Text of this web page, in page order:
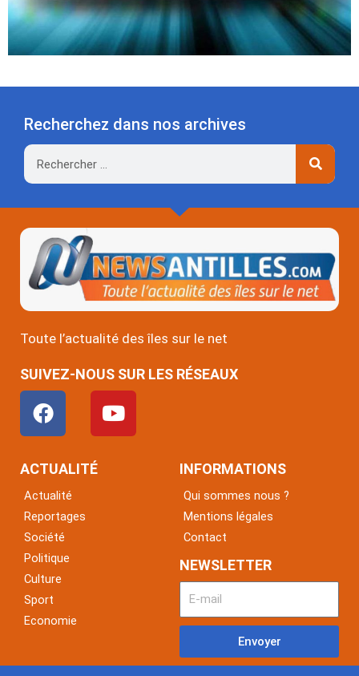
Recherchez dans nos archives
Rechercher
Toute l’actualité des îles sur le net
SUIVEZ-NOUS SUR LES RÉSEAUX
F
a
c
e
o
o
k
Y
o
u
ACTUALITÉ
Actualité
Reportages
Société
Politique
Culture
Sport
Economie
INFORMATIONS
Qui sommes nous ?
Mentions légales
Contact
NEWSLETTER
Envoyer